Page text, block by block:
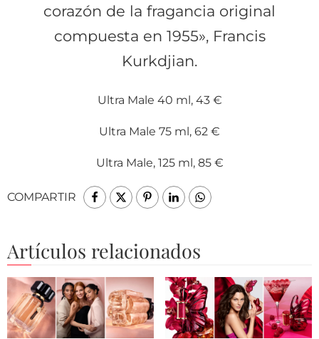
corazón de la fragancia original
compuesta en 1955», Francis
Kurkdjian.
Ultra Male 40 ml, 43 €
Ultra Male 75 ml, 62 €
Ultra Male, 125 ml, 85 €
COMPARTIR
Artículos relacionados